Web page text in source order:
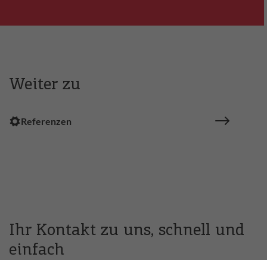
Referenzen
Weiter zu
Ihr Kontakt zu uns, schnell und
einfach